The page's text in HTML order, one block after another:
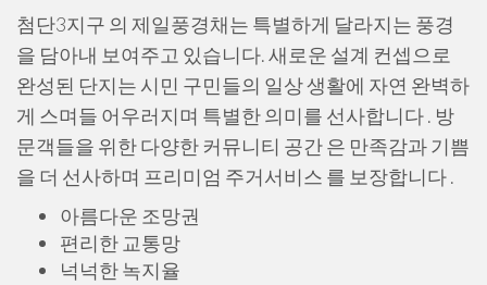
첨단3지구 의 제일풍경채는 특별하게 달라지는 풍경
을 담아내 보여주고 있습니다. 새로운 설계 컨셉으로
완성된 단지는 시민 구민들의 일상 생활에 자연 완벽하
게 스며들 어우러지며 특별한 의미를 선사합니다 . 방
문객들을 위한 다양한 커뮤니티 공간 은 만족감과 기쁨
을 더 선사하며 프리미엄 주거서비스 를 보장합니다 .
아름다운 조망권
편리한 교통망
넉넉한 녹지율